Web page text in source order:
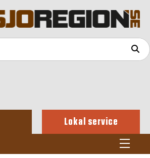
Lokal service